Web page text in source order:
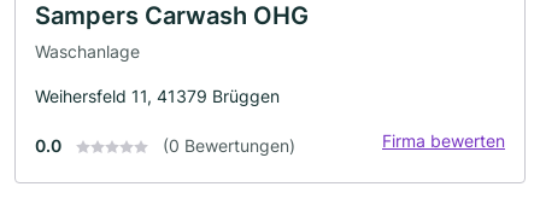
Sampers Carwash OHG
Waschanlage
Weihersfeld 11, 41379 Brüggen
0.0 (0 Bewertungen) Firma bewerten